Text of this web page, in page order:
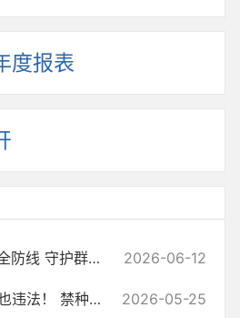
度报表
金融普法 | 筑牢安全防线 守护群众“钱袋子”——防范非法金融知识宣传 2026-06-12
【普法宣传】一株也违法！ 禁种铲毒，人人有责！ 2026-05-25